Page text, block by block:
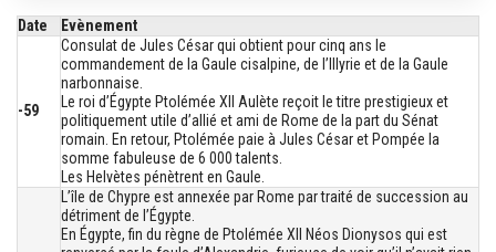
Date Evènement
-59
Consulat de Jules César qui obtient pour cinq ans le
commandement de la Gaule cisalpine, de l’Illyrie et de la Gaule
narbonnaise.
Le roi d’Égypte Ptolémée XII Aulète reçoit le titre prestigieux et
politiquement utile d’allié et ami de Rome de la part du Sénat
romain. En retour, Ptolémée paie à Jules César et Pompée la
somme fabuleuse de 6 000 talents.
Les Helvètes pénètrent en Gaule.
L’île de Chypre est annexée par Rome par traité de succession au
détriment de l’Égypte.
En Égypte, fin du règne de Ptolémée XII Néos Dionysos qui est